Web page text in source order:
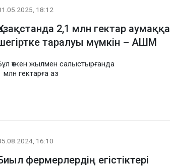
18:12
2,1 млн гектар аумаққа
таралуы мүмкін – АШМ
өткен жылмен салыстырғанда
млн гектарға аз
16:10
фермерлердің егістіктері